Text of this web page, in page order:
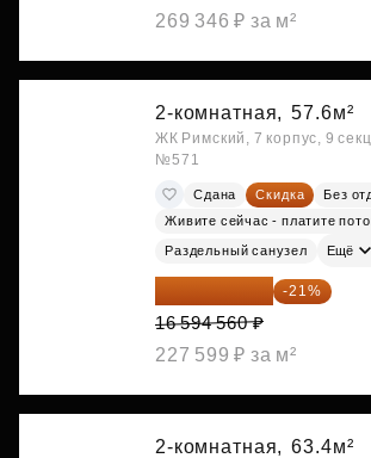
269 346 ₽ за м²
2-комнатная, 57.6м²
ЖК Римский, 7 корпус, 9
№571
Сдана Скидка
Без
Живите сейчас - платите
Раздельный санузел Ещё
13 109 702 ₽ -21%
16 594 560 ₽
227 599 ₽ за м²
2-комнатная, 63.4м²